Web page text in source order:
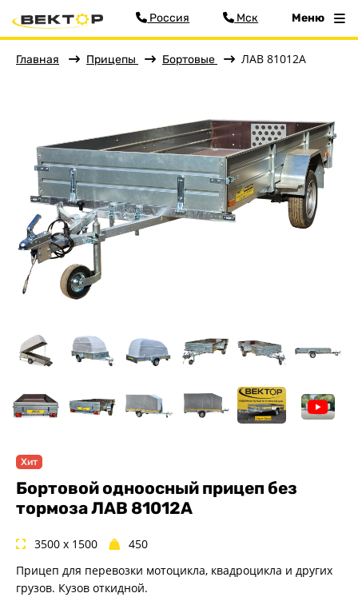
Для водной техники
Спец. назначения
Одноосные
Двухосные
Прицеп для лодки ПВХ
Прицепы-автовозы
Прицепы для снегоходов
Фильтр
Россия Мск Меню
Главная Прицепы Бортовые ЛАВ 81012A
Хит
Бортовой одноосный прицеп без
тормоза ЛАВ 81012A
3500 x 1500
450
Прицеп для перевозки мотоцикла, квадроцикла и других
грузов. Кузов откидной.